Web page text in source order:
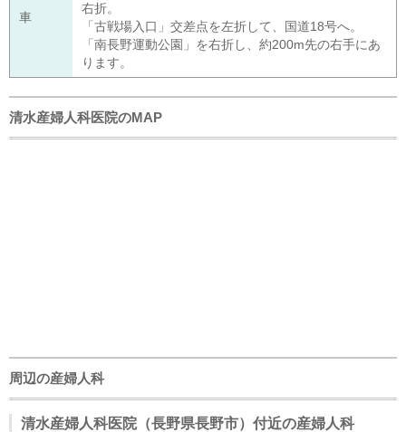
車
右折。
「古戦場入口」交差点を左折して、国道18号へ。
「南長野運動公園」を右折し、約200m先の右手にあ
ります。
清水産婦人科医院のMAP
周辺の産婦人科
清水産婦人科医院（長野県長野市）付近の産婦人科